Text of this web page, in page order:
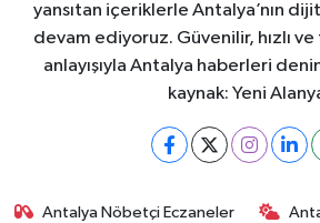
yansıtan içeriklerle Antalya’nın
devam ediyoruz. Güvenilir, hızlı
anlayışıyla Antalya haberleri
kaynak: Yeni
Antalya Nöbetçi Eczaneler